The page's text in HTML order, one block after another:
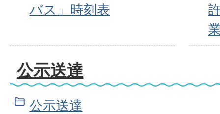
バス」時刻表
公示送達
公示送達